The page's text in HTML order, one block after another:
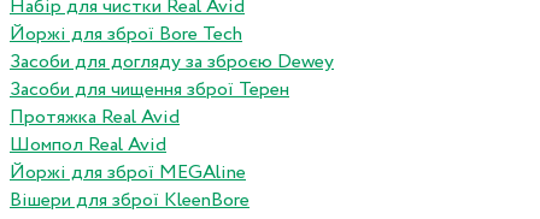
Набір для чистки Real Avid
Йоржі для зброї Bore Tech
Засоби для догляду за зброєю Dewey
Засоби для чищення зброї Терен
Протяжка Real Avid
Шомпол Real Avid
Йоржі для зброї MEGAline
Вішери для зброї KleenBore